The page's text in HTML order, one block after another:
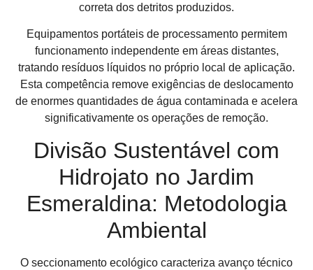
correta dos detritos produzidos.
Equipamentos portáteis de processamento permitem
funcionamento independente em áreas distantes,
tratando resíduos líquidos no próprio local de aplicação.
Esta competência remove exigências de deslocamento
de enormes quantidades de água contaminada e acelera
significativamente os operações de remoção.
Divisão Sustentável com
Hidrojato no Jardim
Esmeraldina: Metodologia
Ambiental
O seccionamento ecológico caracteriza avanço técnico